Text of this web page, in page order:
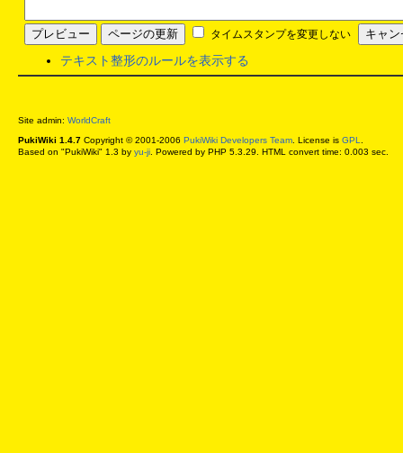
タイムスタンプを変更しない
テキスト整形のルールを表示する
Site admin: WorldCraft
PukiWiki 1.4.7Copyright © 2001-2006 PukiWiki Developers Team. License is GPL
Based on "PukiWiki" 1.3 by yu-ji. Powered by PHP 5.3.29. HTML convert time: 0.003 sec.